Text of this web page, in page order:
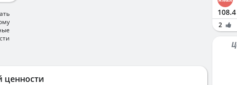
ценности
108.4
2
Цветаевский яблочный